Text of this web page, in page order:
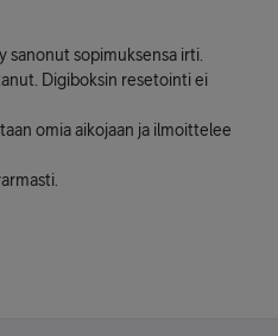
sanonut sopimuksensa irti.
Digiboksin resetointi ei
omia aikojaan ja ilmoittelee